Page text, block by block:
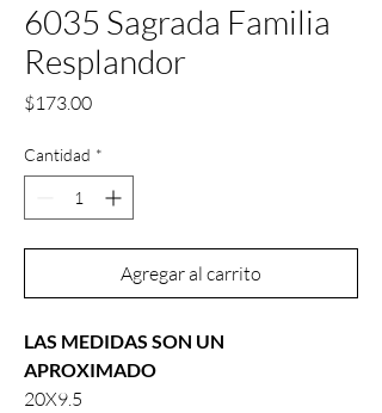
6035 Sagrada Familia
Resplandor
$173.00Precio
Cantidad *
Agregar al carrito
LAS MEDIDAS SON UN
APROXIMADO
20X9.5